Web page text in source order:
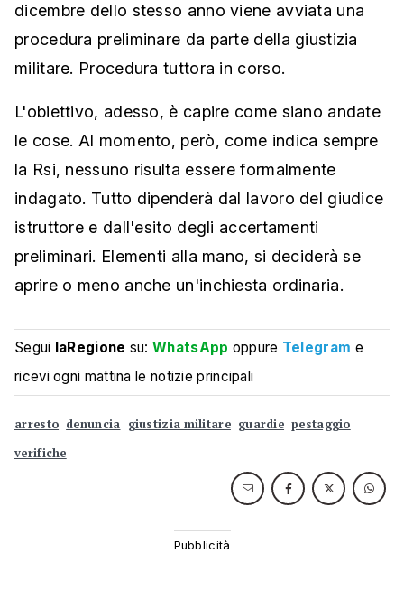
dicembre dello stesso anno viene avviata una
procedura preliminare da parte della giustizia
militare. Procedura tuttora in corso.
L'obiettivo, adesso, è capire come siano andate
le cose. Al momento, però, come indica sempre
la Rsi, nessuno risulta essere formalmente
indagato. Tutto dipenderà dal lavoro del giudice
istruttore e dall'esito degli accertamenti
preliminari. Elementi alla mano, si deciderà se
aprire o meno anche un'inchiesta ordinaria.
Segui laRegione su:WhatsApp oppure Telegram e
ricevi ogni mattina le notizie principali
arresto denuncia giustizia militare guardie pestaggio
verifiche